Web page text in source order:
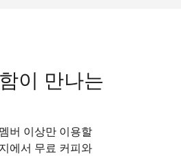
이 만나는
버 이상만 이용할
에서 무료 커피와